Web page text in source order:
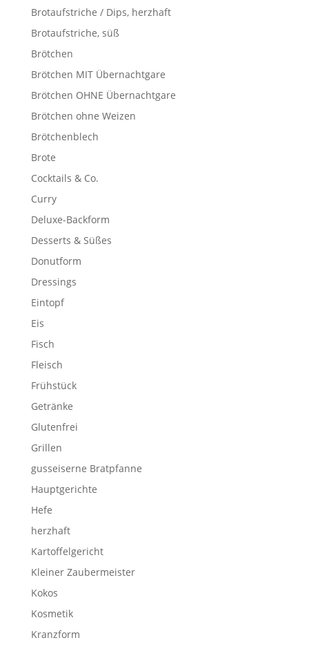
Brotaufstriche / Dips, herzhaft
Brotaufstriche, süß
Brötchen
Brötchen MIT Übernachtgare
Brötchen OHNE Übernachtgare
Brötchen ohne Weizen
Brötchenblech
Brote
Cocktails & Co.
Curry
Deluxe-Backform
Desserts & Süßes
Donutform
Dressings
Eintopf
Eis
Fisch
Fleisch
Frühstück
Getränke
Glutenfrei
Grillen
gusseiserne Bratpfanne
Hauptgerichte
Hefe
herzhaft
Kartoffelgericht
Kleiner Zaubermeister
Kokos
Kosmetik
Kranzform